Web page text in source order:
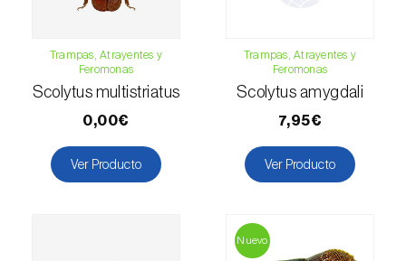
leucotreta
Foracanta o taladro del eucalipto
Gardama de la remolacha (
Spodoptera
exigua)
Trampas, Atrayentes y
Feromonas
Scolytus multistriatus
0,00€
Ver Producto
Trampas, Atrayentes y
Feromonas
Scolytus amygdali
7,95€
Ver Producto
Nuevo